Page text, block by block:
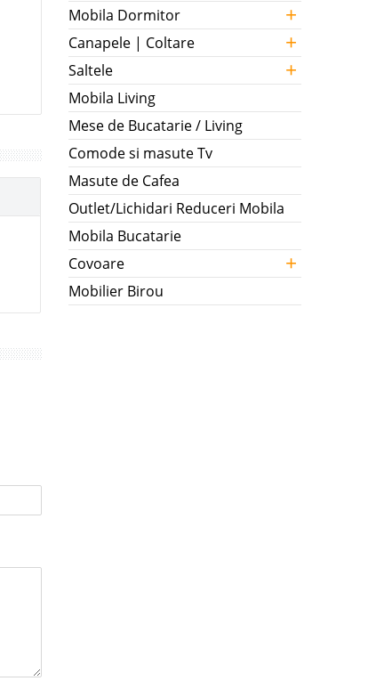
Mobila Dormitor +
Canapele | Coltare +
Saltele +
Mobila Living
Mese de Bucatarie / Living
Comode si masute Tv
Masute de Cafea
Outlet/Lichidari Reduceri Mobila
Mobila Bucatarie
Covoare
+
Mobilier Birou